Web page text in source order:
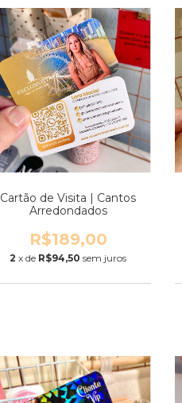
Cartão de Visita | Cantos
Arredondados
R$189,00
2 x de R$94,50 sem juros